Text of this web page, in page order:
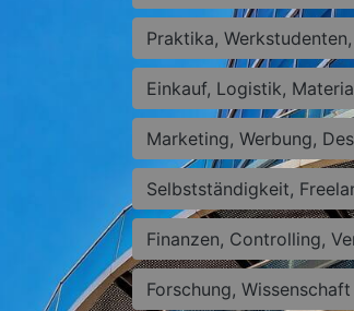
Praktika,
Einkauf, Logistik,
Marketing, Werbung,
Selbstständigkeit,
Finanzen, Controlling,
Forschung, Wissenschaft